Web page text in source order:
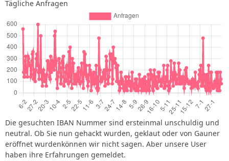
Tägliche Anfragen
Die gesuchten IBAN Nummer sind ersteinmal unschuldig und
neutral. Ob Sie nun gehackt wurden, geklaut oder von Gauner
eröffnet wurdenkönnen wir nicht sagen. Aber unsere User
haben ihre Erfahrungen gemeldet.